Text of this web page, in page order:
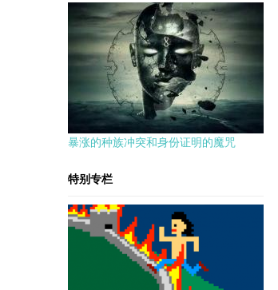
暴涨的种族冲突和身份证明的魔咒
特别专栏